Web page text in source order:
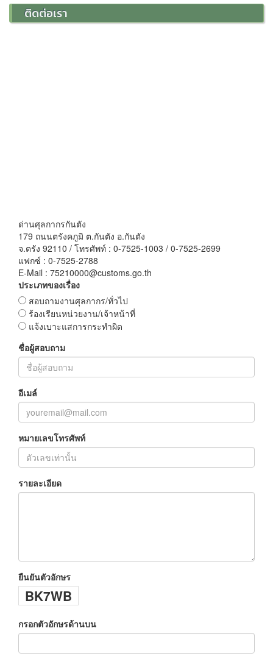
ติดต่อเรา
ด่านศุลกากรกันตัง
179 ถนนตรังคภูมิ ต.กันตัง อ.กันตัง
จ.ตรัง 92110 / โทรศัพท์ : 0-7525-1003 / 0-7525-2699
แฟกซ์ : 0-7525-2788
E-Mail : 75210000@customs.go.th
ประเภทของเรื่อง
สอบถามงานศุลกากร/ทั่วไป
ร้องเรียนหน่วยงาน/เจ้าหน้าที่
แจ้งเบาะแสการกระทำผิด
ชื่อผู้สอบถาม
อีเมล์
หมายเลขโทรศัพท์
รายละเอียด
ยืนยันตัวอักษร
BK7WB
กรอกตัวอักษรด้านบน